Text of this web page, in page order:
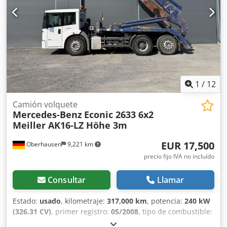
radio, bloqueo hidráulico del contenedor delantero y
trasero, puntos de sujeción. Venta solo a empresas. ¡¡¡EN
CASO DE EXPORTACIÓN, SOLO SE PAGARÁ EL PRECIO
NETO!!! TODA LA INFORMACIÓN SE OFRECE SIN GARANTÍA.
INCLUYE EQUIPAMIENTO Y ACCESORIOS. Las condiciones
generales de venta (consulte la información legal) son la
base de todos los contratos de compra, facturas, facturas
proforma, pedidos y conversaciones de venta.
1 / 12
Oberhausen 9,221 km
Camión volquete
Mercedes-Benz Econic 2633 6x2
Meiller AK16-LZ Höhe 3m
EUR 17,500
precio fijo IVA no incluído
Consultar Llamar
Estado: usado, kilometraje: 317,000 km, potencia: 240 kW
(326.31 CV), primer registro: 05/2008, tipo de combustible:
, configuración de ejes: